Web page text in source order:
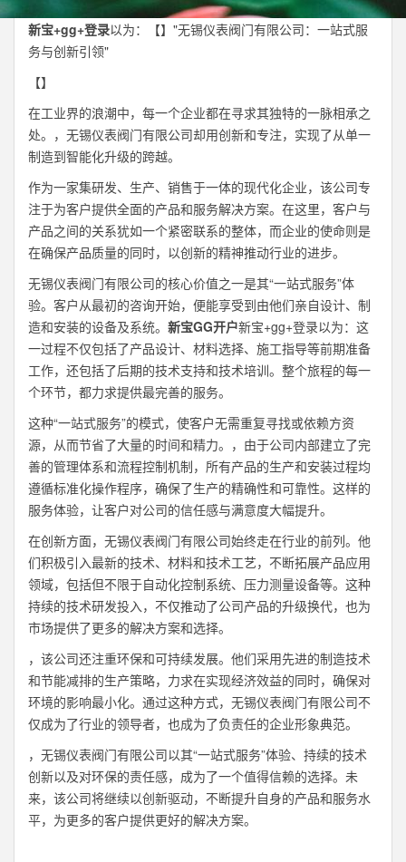
新宝+gg+登录以为：【】"无锡仪表阀门有限公司：一站式服
务与创新引领"
【】
在工业界的浪潮中，每一个企业都在寻求其独特的一脉相承之
处。，无锡仪表阀门有限公司却用创新和专注，实现了从单一
制造到智能化升级的跨越。
作为一家集研发、生产、销售于一体的现代化企业，该公司专
注于为客户提供全面的产品和服务解决方案。在这里，客户与
产品之间的关系犹如一个紧密联系的整体，而企业的使命则是
在确保产品质量的同时，以创新的精神推动行业的进步。
无锡仪表阀门有限公司的核心价值之一是其“一站式服务”体
验。客户从最初的咨询开始，便能享受到由他们亲自设计、制
造和安装的设备及系统。 新宝GG开户新宝+gg+登录以为：这
一过程不仅包括了产品设计、材料选择、施工指导等前期准备
工作，还包括了后期的技术支持和技术培训。整个旅程的每一
个环节，都力求提供最完善的服务。
这种“一站式服务”的模式，使客户无需重复寻找或依赖方资
源，从而节省了大量的时间和精力。，由于公司内部建立了完
善的管理体系和流程控制机制，所有产品的生产和安装过程均
遵循标准化操作程序，确保了生产的精确性和可靠性。这样的
服务体验，让客户对公司的信任感与满意度大幅提升。
在创新方面，无锡仪表阀门有限公司始终走在行业的前列。他
们积极引入最新的技术、材料和技术工艺，不断拓展产品应用
领域，包括但不限于自动化控制系统、压力测量设备等。这种
持续的技术研发投入，不仅推动了公司产品的升级换代，也为
市场提供了更多的解决方案和选择。
，该公司还注重环保和可持续发展。他们采用先进的制造技术
和节能减排的生产策略，力求在实现经济效益的同时，确保对
环境的影响最小化。通过这种方式，无锡仪表阀门有限公司不
仅成为了行业的领导者，也成为了负责任的企业形象典范。
，无锡仪表阀门有限公司以其“一站式服务”体验、持续的技术
创新以及对环保的责任感，成为了一个值得信赖的选择。未
来，该公司将继续以创新驱动，不断提升自身的产品和服务水
平，为更多的客户提供更好的解决方案。